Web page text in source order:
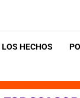
LOS HECHOS